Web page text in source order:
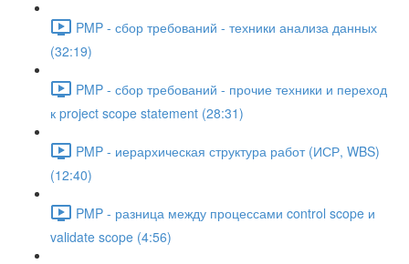
PMP - сбор требований - техники анализа данных
(32:19)
PMP - сбор требований - прочие техники и переход
к project scope statement (28:31)
PMP - иерархическая структура работ (ИСР, WBS)
(12:40)
PMP - разница между процессами control scope и
validate scope (4:56)